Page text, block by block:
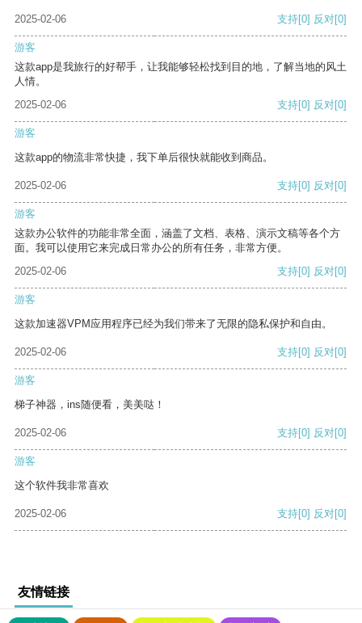
2025-02-06 支持[0] 反对[0]
游客
这款app是我旅行的好帮手，让我能够轻松找到目的地，了解当地的风土
人情。
2025-02-06
支持[0] 反对[0]
游客
这款app的物流非常快捷，我下单后很快就能收到商品。
2025-02-06 支持[0] 反对[0]
游客
这款办公软件的功能非常全面，涵盖了文档、表格、演示文稿等各个方
面。我可以使用它来完成日常办公的所有任务，非常方便。
2025-02-06
支持[0] 反对[0]
游客
这款加速器VPM应用程序已经为我们带来了无限的隐私保护和自由。
2025-02-06 支持[0] 反对[0]
游客
梯子神器，ins随便看，美美哒！
2025-02-06 支持[0] 反对[0]
游客
这个软件我非常喜欢
2025-02-06 支持[0] 反对[0]
友情链接